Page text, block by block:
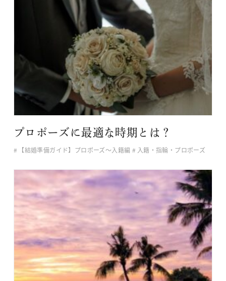
プロポーズに最適な時期とは？
【結婚準備ガイド】プロポーズ〜入籍編 入籍・指輪・プロポーズ